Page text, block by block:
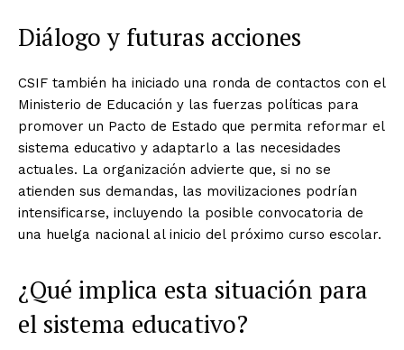
Diálogo y futuras acciones
CSIF también ha iniciado una ronda de contactos con el
Ministerio de Educación y las fuerzas políticas para
promover un Pacto de Estado que permita reformar el
sistema educativo y adaptarlo a las necesidades
actuales. La organización advierte que, si no se
atienden sus demandas, las movilizaciones podrían
intensificarse, incluyendo la posible convocatoria de
una huelga nacional al inicio del próximo curso escolar.
¿Qué implica esta situación para
el sistema educativo?